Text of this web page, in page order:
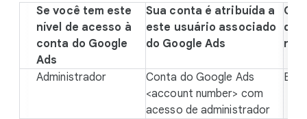
Se você tem este
nível de acesso à
conta do Google
Ads
Sua conta é atribuída a
este usuário associado
do Google Ads
de
no
Administrador
Conta do Google Ads
<account number> com
acesso de administrador